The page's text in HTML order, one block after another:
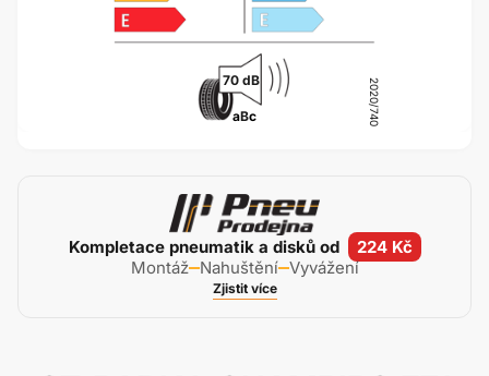
70 dB 2020/740
aBc
Kompletace pneumatik a disků od
224 Kč
Montáž Nahuštění Vyvážení
Zjistit více